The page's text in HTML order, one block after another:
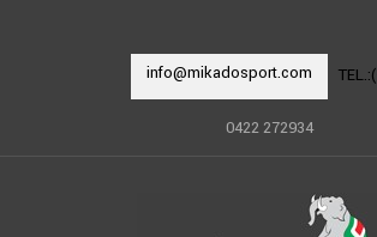
info@mikadosport.com
0422 272934